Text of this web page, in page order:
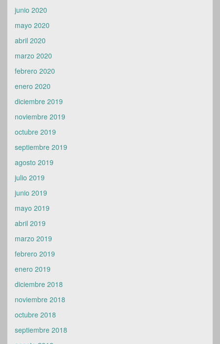
junio 2020
mayo 2020
abril 2020
marzo 2020
febrero 2020
enero 2020
diciembre 2019
noviembre 2019
octubre 2019
septiembre 2019
agosto 2019
julio 2019
junio 2019
mayo 2019
abril 2019
marzo 2019
febrero 2019
enero 2019
diciembre 2018
noviembre 2018
octubre 2018
septiembre 2018